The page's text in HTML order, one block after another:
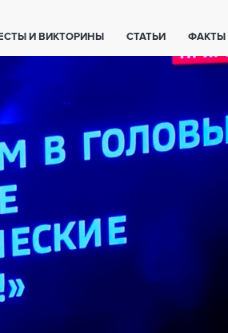
И ВИКТОРИНЫ СТАТЬИ ФАКТЫ
ЗАКОНОДАТЕЛЬСТВО